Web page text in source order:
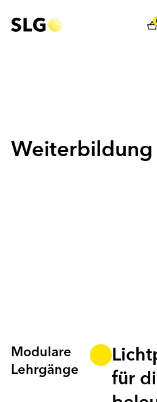
Weiterbildung
Modulare
Lehrgänge
für